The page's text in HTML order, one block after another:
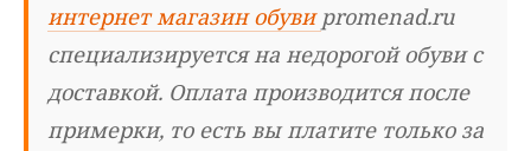
интернет магазин обуви promenad.ru
специализируется на недорогой обуви с
доставкой. Оплата производится после
примерки, то есть вы платите только за